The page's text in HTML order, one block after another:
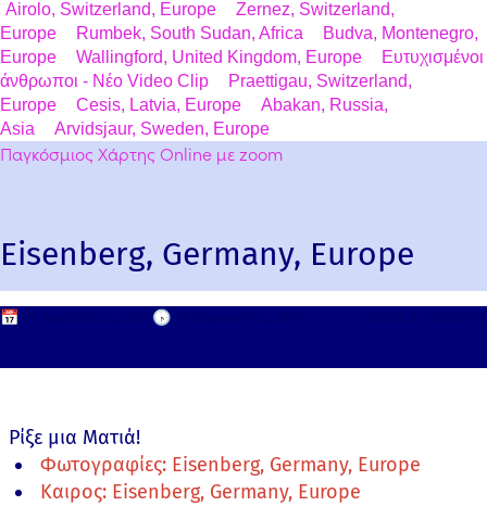
Airolo, Switzerland, Europe
Zernez, Switzerland,
Europe
Rumbek, South Sudan, Africa
Budva, Montenegro,
Europe
Wallingford, United Kingdom, Europe
Ευτυχισμένοι
άνθρωποι - Νέο Video Clip
Praettigau, Switzerland,
Europe
Cesis, Latvia, Europe
Abakan, Russia,
Asia
Arvidsjaur, Sweden, Europe
Παγκόσμιος Χάρτης Online με zoom
Eisenberg, Germany, Europe
📅 🕟
Ρίξε μια Ματιά!
Φωτογραφίες: Eisenberg, Germany, Europe
Καιρος: Eisenberg, Germany, Europe